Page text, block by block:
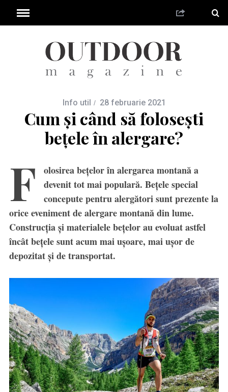
Info util 28 februarie 2021
Cum și când să folosești
bețele în alergare?
F
olosirea bețelor în alergarea montană a
devenit tot mai populară. Bețele special
concepute pentru alergători sunt prezente la
orice eveniment de alergare montană din lume.
Construcția și materialele bețelor au evoluat astfel
încât bețele sunt acum mai ușoare, mai ușor de
depozitat și de transportat.